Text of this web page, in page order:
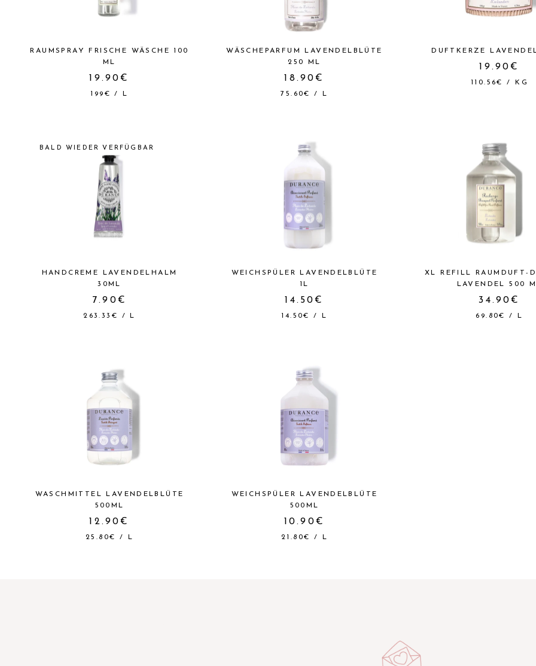
RAUMSPRAY FRISCHE WÄSCHE 100
ML
19.90€
199€ / L
WÄSCHEPARFUM LAVENDELBLÜTE
250 ML
18.90€
75.60€ / L
DUFTKERZE
19.90€
110.56€ / KG
BALD WIEDER VERFÜGBAR
HANDCREME LAVENDELHALM
30ML
7.90€
263.33€ / L
WEICHSPÜLER LAVENDELBLÜTE
1L
14.50€
14.50€ / L
XL REFILL RAUMDUFT-
LAVENDEL 500
34.90€
69.80€ / L
WASCHMITTEL LAVENDELBLÜTE
500ML
12.90€
25.80€ / L
WEICHSPÜLER LAVENDELBLÜTE
500ML
10.90€
21.80€ / L